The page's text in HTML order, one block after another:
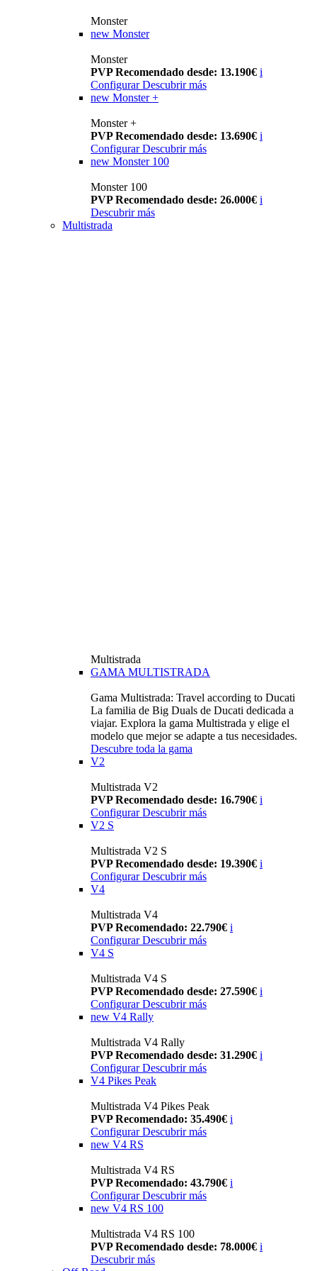
Monster
new Monster
Monster
PVP Recomendado desde: 13.190€ i
Configurar Descubrir más
new Monster +
Monster +
PVP Recomendado desde: 13.690€ i
Configurar Descubrir más
new Monster 100
Monster 100
PVP Recomendado desde: 26.000€ i
Descubrir más
Multistrada
Multistrada
GAMA MULTISTRADA
Gama Multistrada: Travel according to Ducati
La familia de Big Duals de Ducati dedicada a
viajar. Explora la gama Multistrada y elige el
modelo que mejor se adapte a tus necesidades.
Descubre toda la gama
V2
Multistrada V2
PVP Recomendado desde: 16.790€ i
Configurar Descubrir más
V2 S
Multistrada V2 S
PVP Recomendado desde: 19.390€ i
Configurar Descubrir más
V4
Multistrada V4
PVP Recomendado: 22.790€ i
Configurar Descubrir más
V4 S
Multistrada V4 S
PVP Recomendado desde: 27.590€ i
Configurar Descubrir más
new V4 Rally
Multistrada V4 Rally
PVP Recomendado desde: 31.290€ i
Configurar Descubrir más
V4 Pikes Peak
Multistrada V4 Pikes Peak
PVP Recomendado: 35.490€ i
Configurar Descubrir más
new V4 RS
Multistrada V4 RS
PVP Recomendado: 43.790€ i
ConfigurarDescubrir más
new V4 RS 100
Multistrada V4 RS 100
PVP Recomendado desde: 78.000€ i
Descubrir más